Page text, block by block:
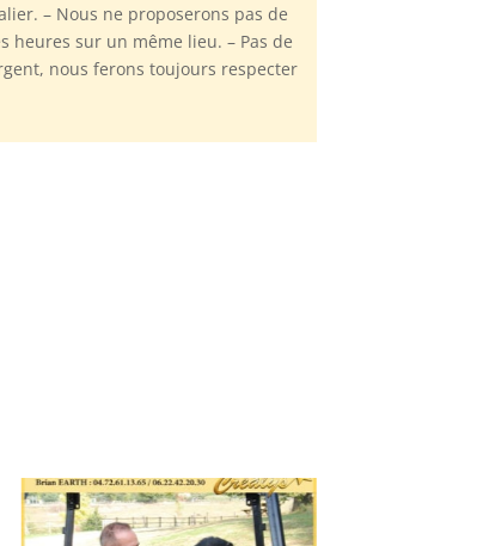
– Nous ne proposerons pas de
heures sur un même lieu. – Pas de
nous ferons toujours respecter